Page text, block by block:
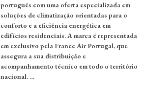
português com uma oferta especializada em
soluções de climatização orientadas para o
conforto e a eficiência energética em
edifícios residenciais. A marca é representada
em exclusivo pela France Air Portugal, que
assegura a sua distribuição e
acompanhamento técnico em todo o território
nacional. …